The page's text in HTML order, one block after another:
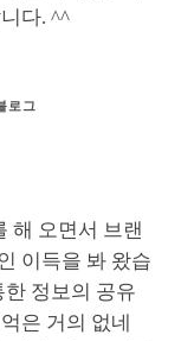
다. ^^
로그
해 오면서 브랜
이득을 봐 왔습
정보의 공유
은 거의 없네